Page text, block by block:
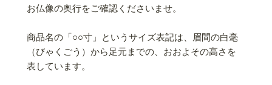
お仏像の奥行をご確認くださいませ。
商品名の「○○寸」というサイズ表記は、眉間の白毫
（びゃくごう）から足元までの、おおよその高さを
表しています。